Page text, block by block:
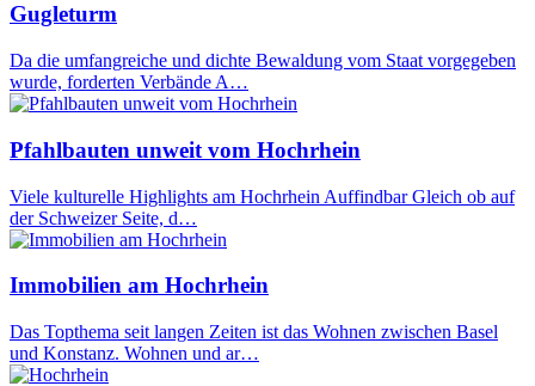
Gugleturm
Da die umfangreiche und dichte Bewaldung vom Staat vorgegeben
wurde, forderten Verbände A…
Pfahlbauten unweit vom Hochrhein
Viele kulturelle Highlights am Hochrhein Auffindbar Gleich ob auf
der Schweizer Seite, d…
Immobilien am Hochrhein
Das Topthema seit langen Zeiten ist das Wohnen zwischen Basel
und Konstanz. Wohnen und ar…